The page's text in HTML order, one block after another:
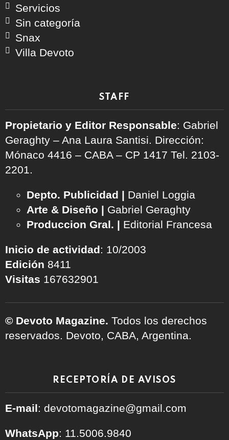
Servicios
Sin categoría
Snax
Villa Devoto
STAFF
Propietario y Editor Responsable: Gabriel
Geraghty – Ana Laura Santisi. Dirección:
Mónaco 4416 – CABA – CP 1417 Tel. 2103-
2201.
Depto. Publicidad | Daniel Loggia
Arte & Diseño | Gabriel Geraghty
Produccion Gral. | Editorial Francesa
Inicio de actividad: 10/2003
Edición 8411
Visitas 167632901
© Devoto Magazine. Todos los derechos
reservados. Devoto, CABA, Argentina.
RECEPTORÍA DE AVISOS
E-mail: devotomagazine@gmail.com
WhatsApp: 11.5006.9840